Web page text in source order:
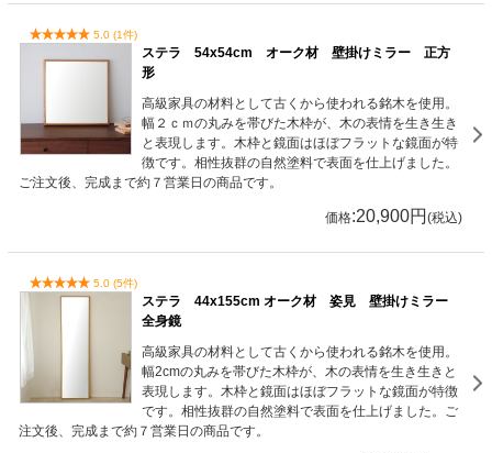
5.0 (1件)
ステラ 54x54cm オーク材 壁掛けミラー 正方
形
高級家具の材料として古くから使われる銘木を使用。
幅２ｃｍの丸みを帯びた木枠が、木の表情を生き生き
と表現します。木枠と鏡面はほぼフラットな鏡面が特
徴です。相性抜群の自然塗料で表面を仕上げました。
ご注文後、完成まで約７営業日の商品です。
価格:20,900円 (税込)
5.0 (5件)
ステラ 44x155cm オーク材 姿見 壁掛けミラー
全身鏡
高級家具の材料として古くから使われる銘木を使用。
幅2cmの丸みを帯びた木枠が、木の表情を生き生きと
表現します。木枠と鏡面はほぼフラットな鏡面が特徴
です。相性抜群の自然塗料で表面を仕上げました。ご
注文後、完成まで約７営業日の商品です。